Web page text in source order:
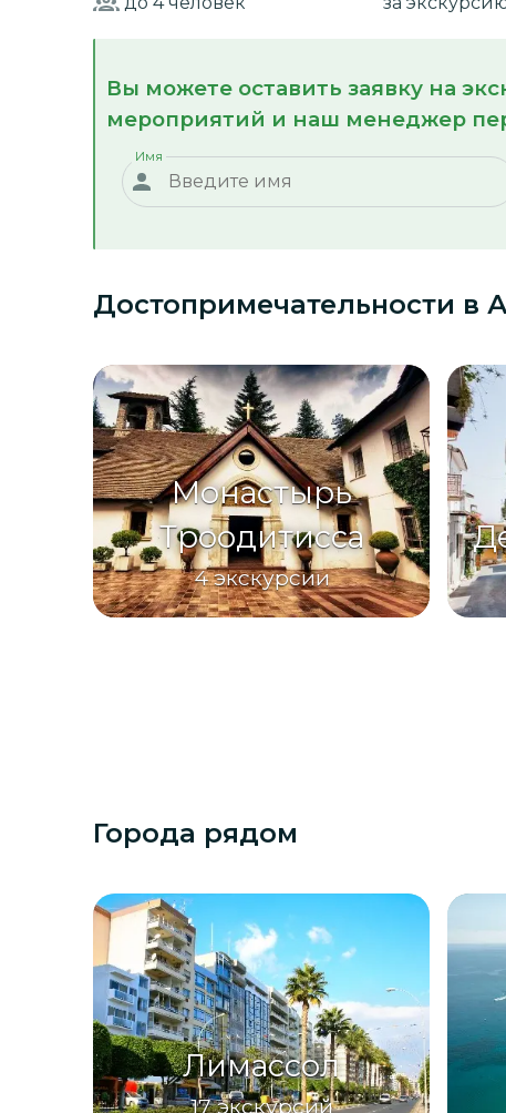
Вы можете оставить заявку на
мероприятий и наш менеджер
Имя
Достопримечательности в
Монастырь
Троодитисса
4 экскурсии
Города рядом
Лимассол
17 экскурсий